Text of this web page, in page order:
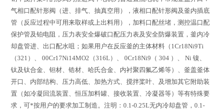
气相口配针形阀（进、排气、抽真空用），液相口配针形阀及釜内插底
管（反应过程中可用来取样或上出料用），加料口配丝堵，测控温口配
保护管及铂电阻，压力表安全爆破口配压力表及安全防爆装置，釜内冷
却盘管进、出口配水咀；如果用户在反应釜的主体材料（ 1Cr18Ni9Ti
（321 ）、 00Cr17Ni14MO2 （316L ）、 0Cr18Ni9 （ 304 ）、 Ni镍、
钛及钛合金、钽材、锆材、哈氏合金、内衬聚四氟乙烯等）、釜盖釜体
开口、内部结构、压力高低、加热方式、搅拌桨叶、及增加其它附助装
置（如冷凝回流装置、恒压加料罐、接收装置、冷凝器等）等有特殊要
求，可*按用户的要求加工制造。注明：0.1-0.25L无内冷却盘管，0.1-